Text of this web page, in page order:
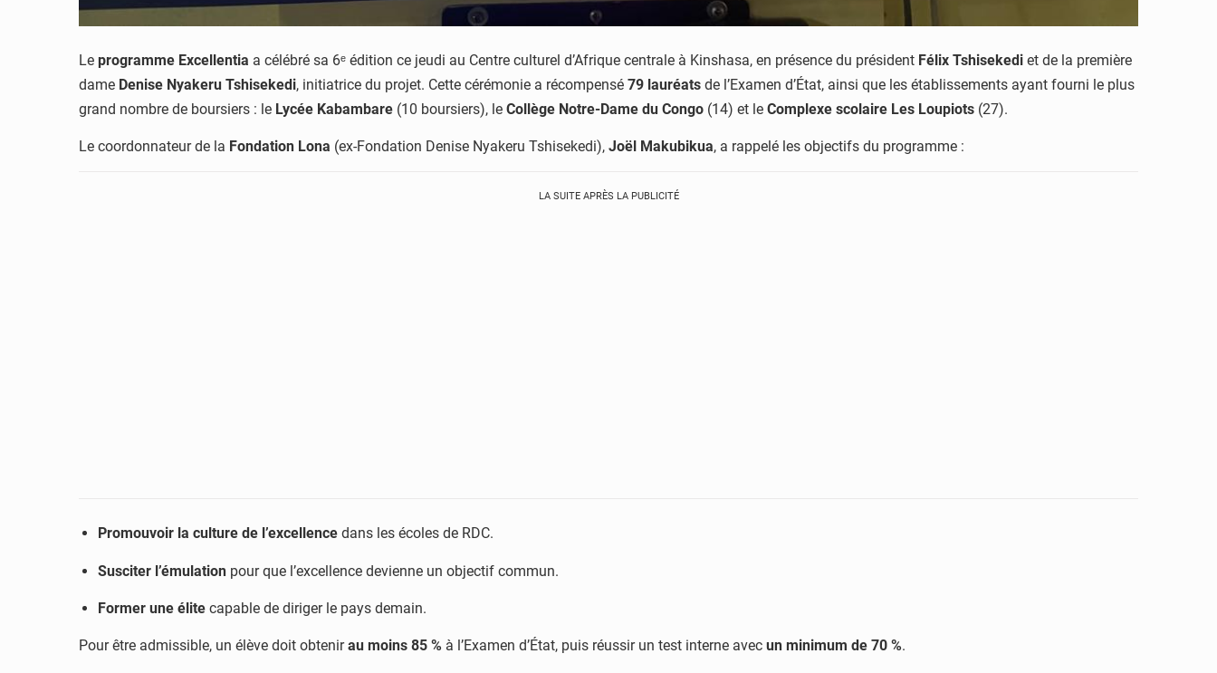
Le programme Excellentia a célébré sa 6ᵉ édition ce jeudi au Centre culturel d’Afrique centrale à Kinshasa, en présence du président Félix Tshisekedi et de la première
dame Denise Nyakeru Tshisekedi, initiatrice du projet. Cette cérémonie a récompensé 79 lauréats de l’Examen d’État, ainsi que les établissements ayant fourni le plus
grand nombre de boursiers : le Lycée Kabambare (10 boursiers), le Collège Notre-Dame du Congo (14) et le Complexe scolaire Les Loupiots (27).
Le coordonnateur de la Fondation Lona (ex-Fondation Denise Nyakeru Tshisekedi), Joël Makubikua, a rappelé les objectifs du programme :
LA SUITE APRÈS LA PUBLICITÉ
Promouvoir la culture de l’excellence dans les écoles de RDC.
Susciter l’émulation pour que l’excellence devienne un objectif commun.
Former une élite capable de diriger le pays demain.
Pour être admissible, un élève doit obtenirau moins 85 % à l’Examen d’État, puis réussir un test interne avec un minimum de 70 %.